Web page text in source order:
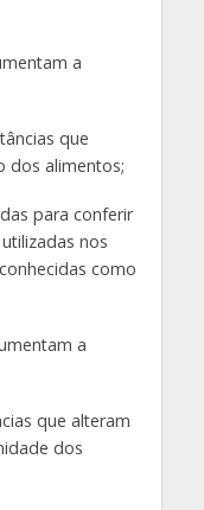
a
que
dos alimentos;
para conferir
nos
como
a
que alteram
dos